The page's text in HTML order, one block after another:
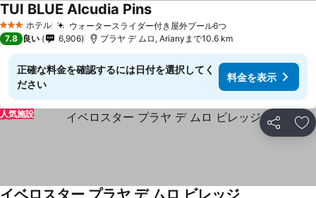
3 ホテルのランク
ホテル ウォータースライダー付き屋外プール6つ
TUI BLUE Alcudia Pins料金を表示
7.8 良い 6,906 プラヤ デ ムロ, Arianyまで10.6 km
正確な料金を確認するには日付を選択してく
ださい
料金を表示
シェア お
人気施設
イベロスター プラヤ デ ムロ ビレッジ